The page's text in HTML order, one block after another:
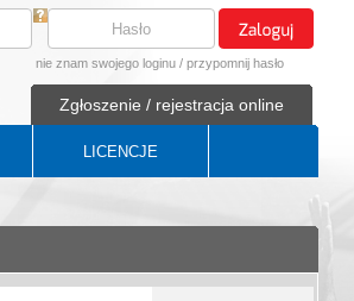
nie znam swojego loginu / przypomnij hasło
Zgłoszenie / rejestracja online
LICENCJE